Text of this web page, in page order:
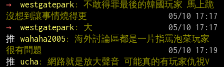
→
westgatepark : 不敢得罪最後的韓國玩家 馬上跪
沒想到讓事情燒得更
→
westgatepark : 大
推
wahaha2005 : 海外討論區都是一片指罵泡菜玩家
很有問題
推
ucha: 網路就是放大聲音 可能真的有玩家仇視V